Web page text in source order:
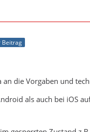
Beitrag
die Vorgaben und
als auch bei iOS